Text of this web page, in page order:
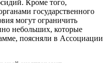
Кроме того,
государственного
могут ограничить
небольших, которые
поясняли в Ассоциации